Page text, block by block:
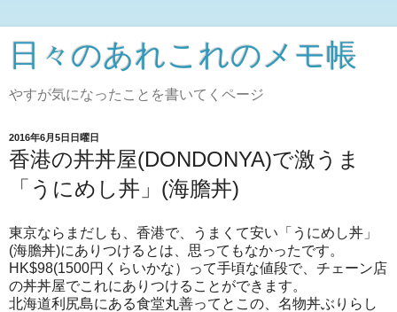
日々のあれこれのメモ帳
やすが気になったことを書いてくページ
2016年6月5日日曜日
香港の丼丼屋(DONDONYA)で激うま
「うにめし丼」(海膽丼)
東京ならまだしも、香港で、うまくて安い「うにめし丼」
(海膽丼)にありつけるとは、思ってもなかったです。
HK$98(1500円くらいかな）って手頃な値段で、チェーン店
の丼丼屋でこれにありつけることができます。
北海道利尻島にある食堂丸善ってとこの、名物丼ぶりらし